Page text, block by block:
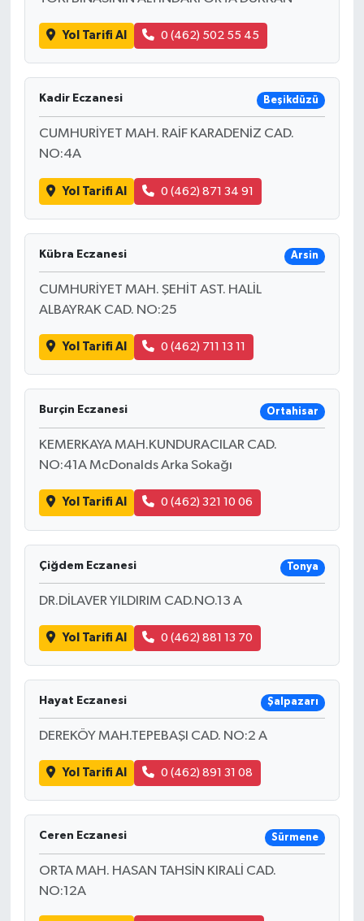
Yol Tarifi Al 0 (462) 502 55 45
Kadir Eczanesi Beşikdüzü
CUMHURİYET MAH. RAİF KARADENİZ CAD.
NO:4A
Yol Tarifi Al 0 (462) 871 34 91
Kübra Eczanesi Arsin
CUMHURİYET MAH. ŞEHİT AST. HALİL
ALBAYRAK CAD. NO:25
Yol Tarifi Al 0 (462) 711 13 11
Burçin Eczanesi Ortahisar
KEMERKAYA MAH.KUNDURACILAR CAD.
NO:41A McDonalds Arka Sokağı
Yol Tarifi Al 0 (462) 321 10 06
Çiğdem Eczanesi Tonya
DR.DİLAVER YILDIRIM CAD.NO.13 A
Yol Tarifi Al 0 (462) 881 13 70
Hayat Eczanesi Şalpazarı
DEREKÖY MAH.TEPEBAŞI CAD. NO:2 A
Yol Tarifi Al 0 (462) 891 31 08
Ceren Eczanesi Sürmene
ORTA MAH. HASAN TAHSİN KIRALİ CAD.
NO:12A